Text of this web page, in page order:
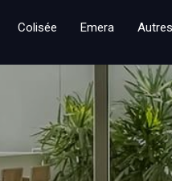
Colisée Emera